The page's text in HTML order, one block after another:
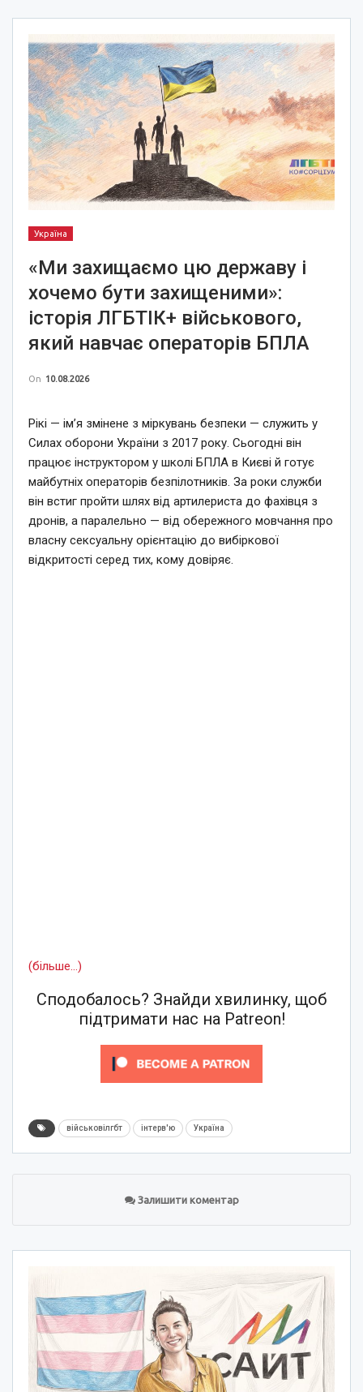
Україна
«Ми захищаємо цю державу і
хочемо бути захищеними»:
історія ЛГБТІК+ військового,
який навчає операторів БПЛА
On 10.08.2026
Рікі — ім’я змінене з міркувань безпеки — служить у
Силах оборони України з 2017 року. Сьогодні він
працює інструктором у школі БПЛА в Києві й готує
майбутніх операторів безпілотників. За роки служби
він встиг пройти шлях від артилериста до фахівця з
дронів, а паралельно — від обережного мовчання про
власну сексуальну орієнтацію до вибіркової
відкритості серед тих, кому довіряє.
(більше…)
Сподобалось? Знайди хвилинку, щоб
підтримати нас на Patreon!
військовілгбт інтерв'ю Україна
Залишити коментар